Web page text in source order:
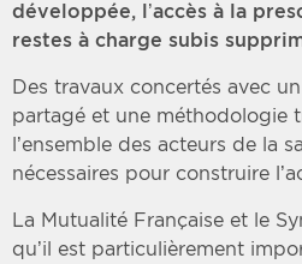
développée, l’accès à la
restes à charge subis
Des travaux concertés avec
partagé et une méthodologie
l’ensemble des acteurs de la
nécessaires pour construire
La Mutualité Française et le
qu’il est particulièrement